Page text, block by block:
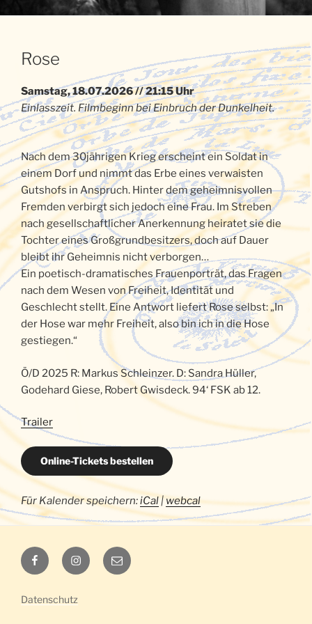
Rose
Samstag, 18.07.2026 // 21:15 Uhr
Einlasszeit. Filmbeginn bei Einbruch der Dunkelheit.
Nach dem 30jährigen Krieg erscheint ein Soldat in
einem Dorf und nimmt das Erbe eines verwaisten
Gutshofs in Anspruch. Hinter dem geheimnisvollen
Fremden verbirgt sich jedoch eine Frau. Im Streben
nach gesellschaftlicher Anerkennung heiratet sie die
Tochter eines Großgrundbesitzers, doch auf Dauer
bleibt ihr Geheimnis nicht verborgen…
Ein poetisch-dramatisches Frauenporträt, das Fragen
nach dem Wesen von Freiheit, Identität und
Geschlecht stellt. Eine Antwort liefert Rose selbst: „In
der Hose war mehr Freiheit, also bin ich in die Hose
gestiegen.“
Ö/D 2025 R: Markus Schleinzer. D: Sandra Hüller,
Godehard Giese, Robert Gwisdeck. 94‘ FSK ab 12.
Trailer
Online-Tickets bestellen
Für Kalender speichern:iCal|webcal
Luna
auf
Luna
auf
E-
Mail
Datenschutz